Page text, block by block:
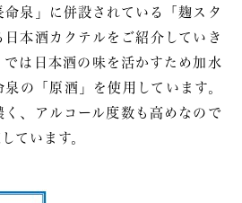
泉」に併設されている「麹スタ
本酒カクテルをご紹介していき
では日本酒の味を活かすため加水
の「原酒」を使用しています。
く、アルコール度数も高めなので
ています。